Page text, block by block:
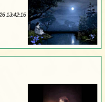
13:42:16